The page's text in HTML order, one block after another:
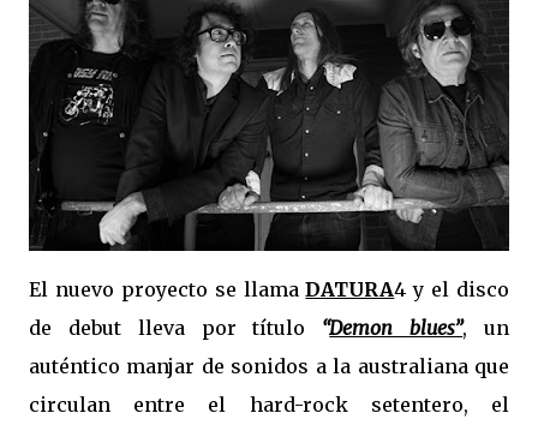
El nuevo proyecto se llamaDATURA4 y el disco
de debut lleva por título “Demon blues”, un
auténtico manjar de sonidos a la australiana que
circulan entre el hard-rock setentero, el